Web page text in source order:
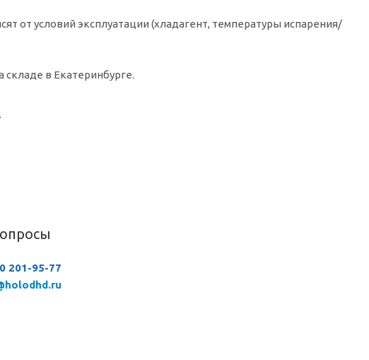
от условий эксплуатации (хладагент, температуры испарения/
в Екатеринбурге.
201-95-77